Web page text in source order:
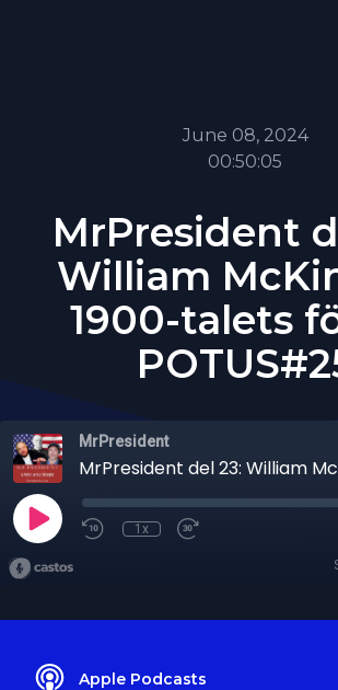
June 08, 2024
00:50:05
MrPresident
William
1900-talets
MrPresident
1x
Apple Podcasts